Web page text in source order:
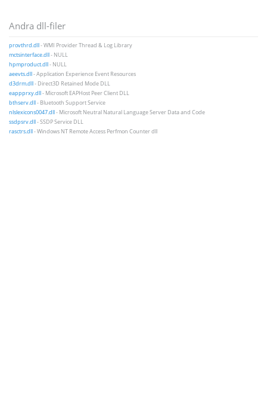
Andra dll-filer
provthrd.dll- WMI Provider Thread & Log Library
mctsinterface.dll- NULL
hpmproduct.dll- NULL
aeevts.dll- Application Experience Event Resources
d3drm.dll- Direct3D Retained Mode DLL
eappprxy.dll- Microsoft EAPHost Peer Client DLL
bthserv.dll- Bluetooth Support Service
nlslexicons0047.dll- Microsoft Neutral Natural Language Server Data and Code
ssdpsrv.dll- SSDP Service DLL
rasctrs.dll- Windows NT Remote Access Perfmon Counter dll